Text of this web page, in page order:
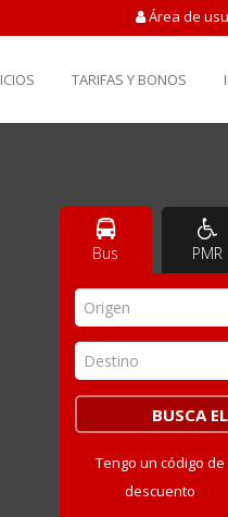
Área de
TARIFAS Y BONOS
Bus PMR
Origen
Destino
Tengo un código de
descuento